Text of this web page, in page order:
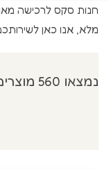
חנות סקס לרכישה
מלא, אנו כאן
נמצאו 560 מוצרים המתאימים לחיפוש שלך